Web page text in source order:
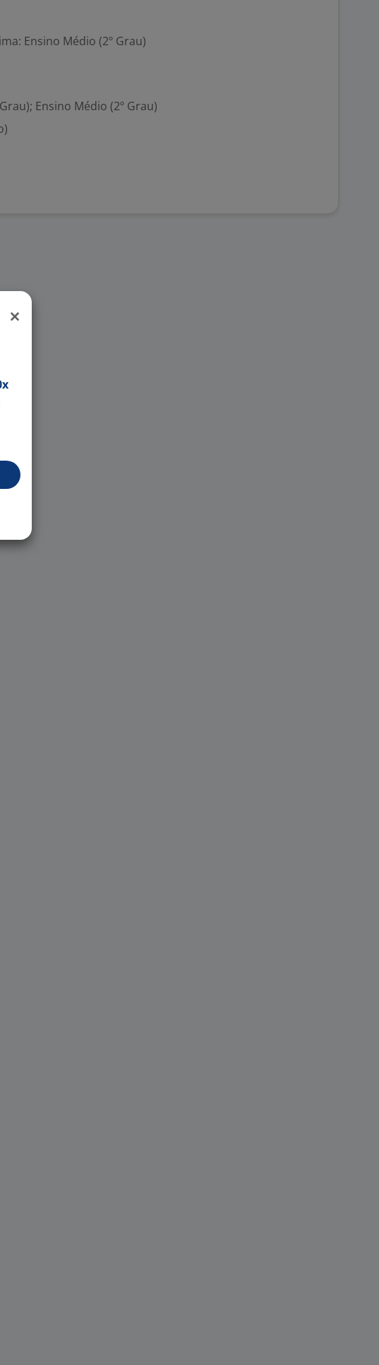
Ensino Médio (2º Grau)
Ensino Médio (2º Grau)